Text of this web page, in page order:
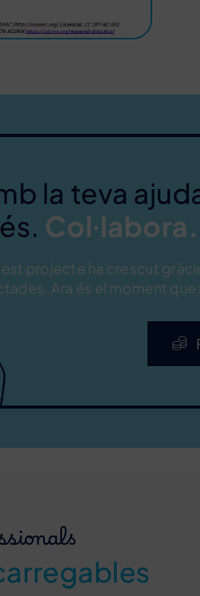
la teva
Col·labora.
projecte ha crescut
Ara és el moment